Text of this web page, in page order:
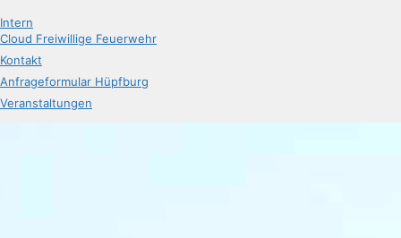
Intern
Cloud Freiwillige Feuerwehr
Kontakt
Anfrageformular Hüpfburg
Veranstaltungen